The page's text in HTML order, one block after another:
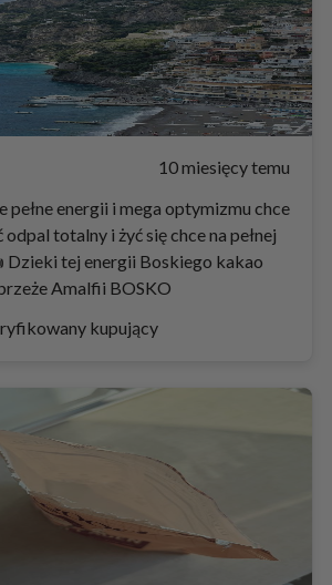
10 miesięcy temu
pełne energii i mega optymizmu chce
totalny i żyć się chce na pełnej
Dzieki tej energii Boskiego kakao
Amalfii BOSKO
kupujący